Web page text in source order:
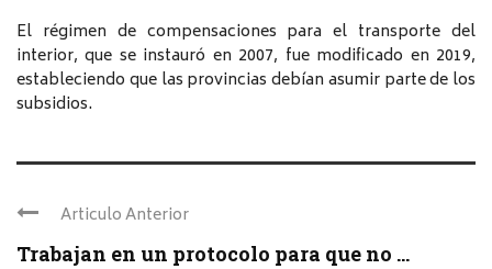
El régimen de compensaciones para el transporte del
interior, que se instauró en 2007, fue modificado en 2019,
estableciendo que las provincias debían asumir parte de los
subsidios.
Articulo Anterior
Trabajan en un protocolo para que no ...